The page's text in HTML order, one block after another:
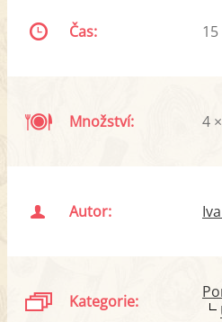
Čas:
Množství: 4
Autor:
Kategorie: